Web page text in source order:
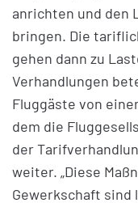
anrichten und den
bringen. Die
gehen dann zu
Verhandlungen
Fluggäste von
dem die
der
weiter. „Diese
Gewerkschaft sind